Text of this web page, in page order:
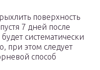
поверхность
7 дней после
систематически
при этом следует
способ